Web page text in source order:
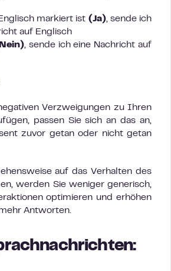
markiert ist (Ja), sende ich
auf Englisch
, sende ich eine Nachricht auf
Verzweigungen zu Ihren
passen Sie sich an das an,
zuvor getan oder nicht getan
auf das Verhalten des
werden Sie weniger generisch,
optimieren und erhöhen
Antworten.